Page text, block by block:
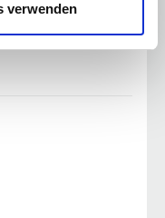
verwenden